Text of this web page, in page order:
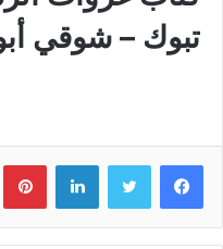
تبوك – شوقي
لينكدإن